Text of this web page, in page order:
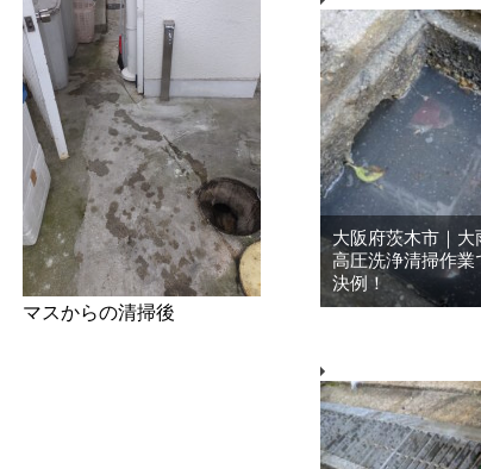
マスからの清掃後
大阪府茨木市｜大
高圧洗浄清掃作
決例！